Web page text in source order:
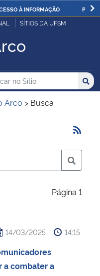
À INFORMAÇÃO
SÍTIOS DA UFSM
no no Sítio
Arco > Busca
Página 1
14/03/2025 14:15
a combater a